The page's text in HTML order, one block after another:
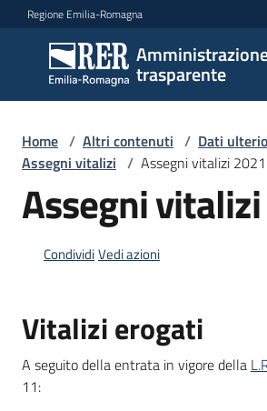
Vai al contenuto
Vai alla navigazione
Vai al footer
Regione Emilia-Romagna
trasparente
Amministrazione
trasparente
Sottosezioni
Home / Altri contenuti / Dati
Assegni vitalizi / Assegni vitalizi 2021
Assegni
CondividiVedi azioni
Vitalizi erogati
A seguito della entrata in vigore della
11: